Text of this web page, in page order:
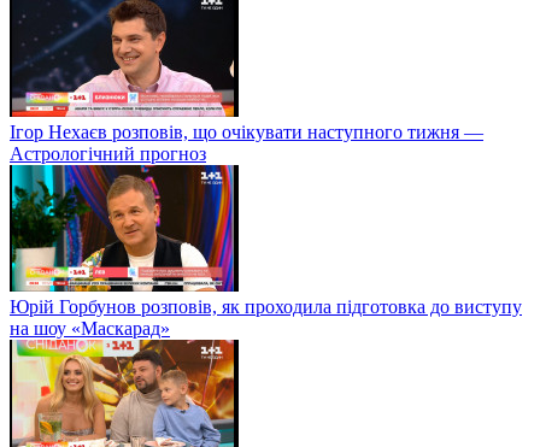
Ігор Нехаєв розповів, що очікувати наступного тижня —
Астрологічний прогноз
Юрій Горбунов розповів, як проходила підготовка до виступу
на шоу «Маскарад»